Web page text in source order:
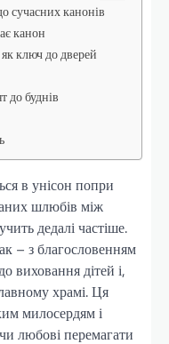
сучасних канонів
канон
ключ до дверей
до буднів
в унісон попри
шлюбів між
дедалі частіше.
– з благословенням
виховання дітей і,
храмі. Ця
милосердям і
любові перемагати